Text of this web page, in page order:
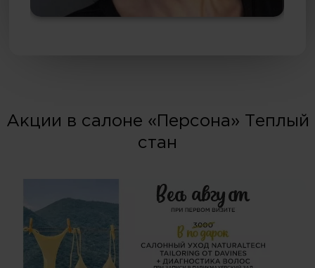
Акции в салоне «Персона» Теплый
стан